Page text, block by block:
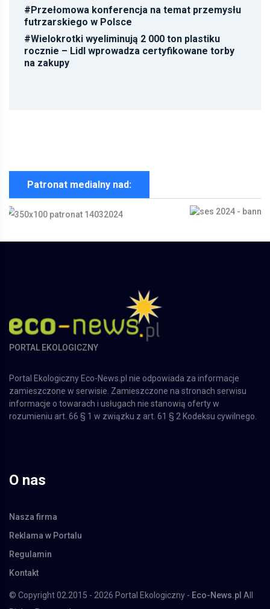
# Przełomowa konferencja na temat przemysłu
futrzarskiego w Polsce
#Wielokrotki wyeliminują 2 000 ton plastiku
rocznie – Lidl wprowadza certyfikowane torby
na zakupy
Patronat medialny nad:
PORTAL EKOLOGICZNY
Portal Ekologiczny Eco-News.pl nie odpowiada za informacje
zamieszczone w serwisie. Zamieszczone na stronach serwisu
informacje o towarach i usługach nie stanowią oferty w
rozumieniu art. 66 § 1 w związku z art. 61 § 2 Kodeksu cywilnego.
O nas
Nasza firma
Reklama w Portalu
Regulamin
Kontakt
© Copyright 02.2015 - 2026 Portal Ekologiczny - Eco-News.pl All